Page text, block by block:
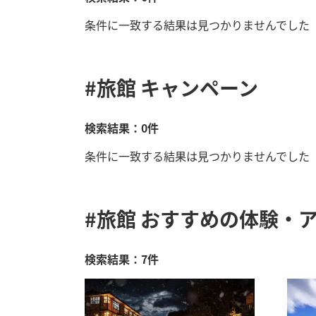
条件に一致する結果は見つかりませんでした
#旅館 キャンペーン
検索結果：0件
条件に一致する結果は見つかりませんでした
#旅館 おすすめの体験・
検索結果：7件